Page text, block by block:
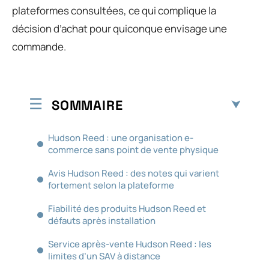
plateformes consultées, ce qui complique la
décision d’achat pour quiconque envisage une
commande.
SOMMAIRE
Hudson Reed : une organisation e-
commerce sans point de vente physique
Avis Hudson Reed : des notes qui varient
fortement selon la plateforme
Fiabilité des produits Hudson Reed et
défauts après installation
Service après-vente Hudson Reed : les
limites d’un SAV à distance